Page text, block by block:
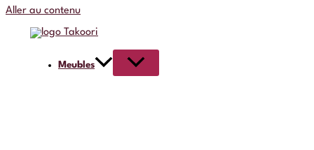
Aller au contenu
Meubles